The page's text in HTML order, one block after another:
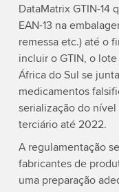
DataMatrix GTIN-14
EAN-13 na
remessa etc.) até o
incluir o GTIN, o
África do Sul se
medicamentos
serialização do
terciário até 2022.
A regulamentação
fabricantes de
uma preparação